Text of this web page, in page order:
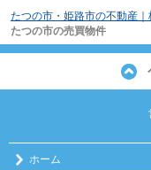
たつの市・姫路市の不動産｜
たつの市の売買物件
ホーム